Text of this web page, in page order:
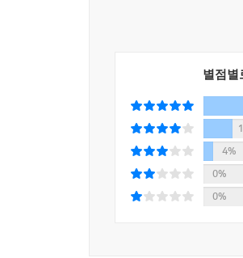
대물림되었음이 명백하기
“매사 그렇게 확실해서 좋겠
어쩐지 비꼬는 듯한 말투였
_본문 중에서
이 소설은 독자의 예상을
인물이 각자가 살아온 시
아이들은 “인간 군상에 대
별점별
4%
0%
0%